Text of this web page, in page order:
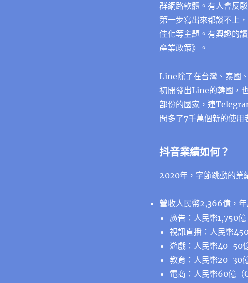
群網路軟體。有人會反
第一步寫出來都談不上
佳化等主題。有興趣的
產業政策》。
Line除了在台灣、泰國
初開發出Line的韓國，
部份的國家，連
間多了7千萬個新的使
抖音業績如何？
2020年，字節跳動的業
營收人民幣2,366億，年
廣告：人民幣1,750億
視訊直播：人民幣
遊戲：人民幣40-50
教育：人民幣20-30
電商：人民幣60億（